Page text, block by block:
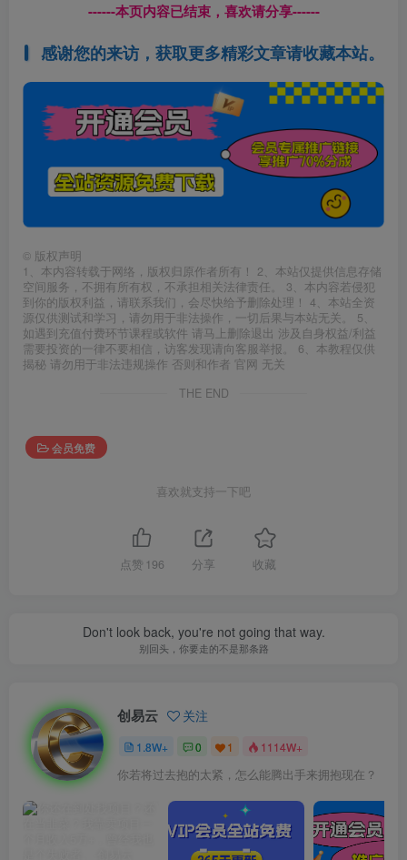
------本页内容已结束，喜欢请分享------
感谢您的来访，获取更多精彩文章请收藏本站。
© 版权声明
1、本内容转载于网络，版权归原作者所有！ 2、本站仅提供信息存储
空间服务，不拥有所有权，不承担相关法律责任。 3、本内容若侵犯
到你的版权利益，请联系我们，会尽快给予删除处理！ 4、本站全资
源仅供测试和学习，请勿用于非法操作，一切后果与本站无关。 5、
如遇到充值付费环节课程或软件 请马上删除退出 涉及自身权益/利益
需要投资的一律不要相信，访客发现请向客服举报。 6、本教程仅供
揭秘 请勿用于非法违规操作 否则和作者 官网 无关
THE END
会员免费
喜欢就支持一下吧
点赞 196 分享 收藏
Don't look back, you're not going that way.
别回头，你要走的不是那条路
创易云 关注
1.8W+ 0 1 1114W+
你若将过去抱的太紧，怎么能腾出手来拥抱现在？